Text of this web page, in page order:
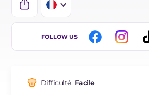
IT
ES
FOLLOW US
Difficulté: Facile